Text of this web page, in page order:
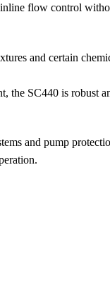
flow control
and certain
the SC440 is robust
and pump